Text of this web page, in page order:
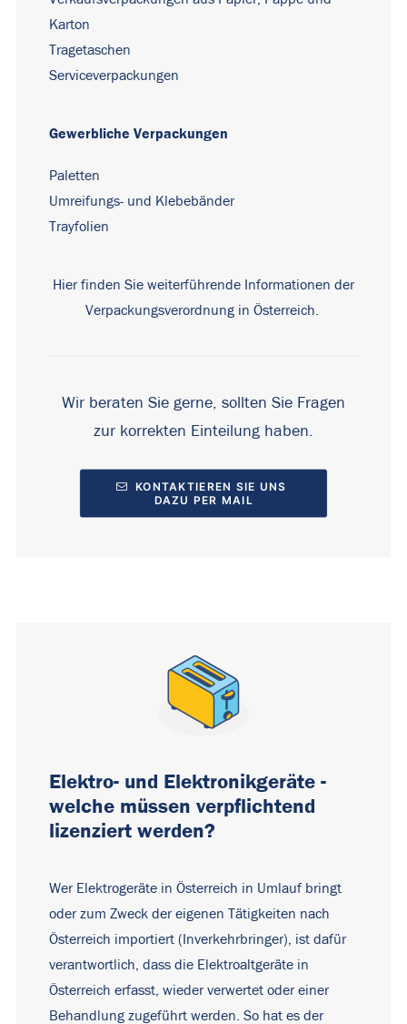
Karton
Tragetaschen
Serviceverpackungen
Gewerbliche Verpackungen
Paletten
Umreifungs- und Klebebänder
Trayfolien
Hier finden Sie weiterführende Informationen der
Verpackungsverordnung in Österreich.
Wir beraten Sie gerne, sollten Sie Fragen
zur korrekten Einteilung haben.
KONTAKTIEREN SIE UNS
DAZU PER MAIL
Elektro- und Elektronikgeräte -
welche müssen verpflichtend
lizenziert werden?
Wer Elektrogeräte in Österreich in Umlauf bringt
oder zum Zweck der eigenen Tätigkeiten nach
Österreich importiert (Inverkehrbringer), ist dafür
verantwortlich, dass die Elektroaltgeräte in
Österreich erfasst, wieder verwertet oder einer
Behandlung zugeführt werden. So hat es der